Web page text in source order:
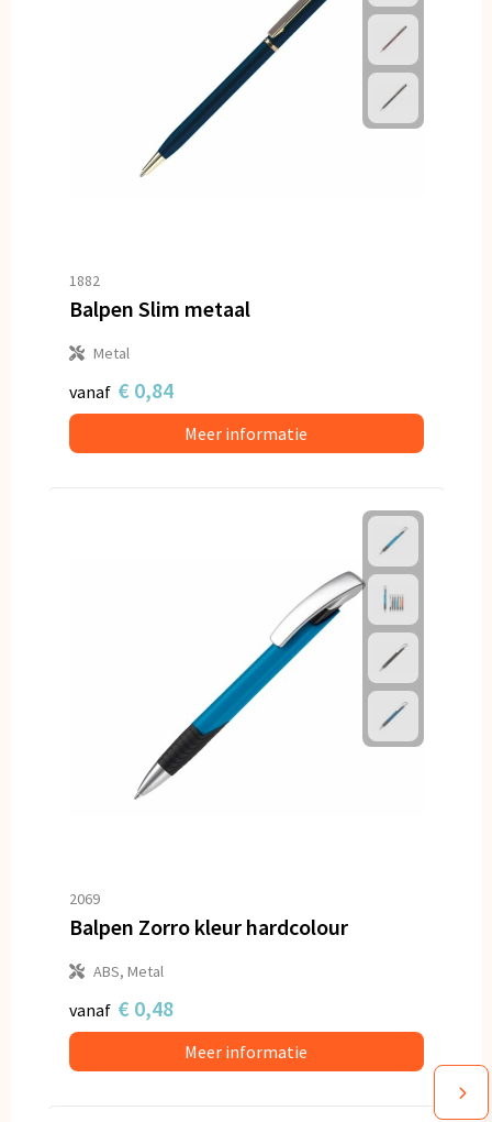
1882
Balpen Slim metaal
Metal
vanaf € 0,84
Meer informatie
2069
Balpen Zorro kleur hardcolour
ABS, Metal
vanaf € 0,48
Meer informatie